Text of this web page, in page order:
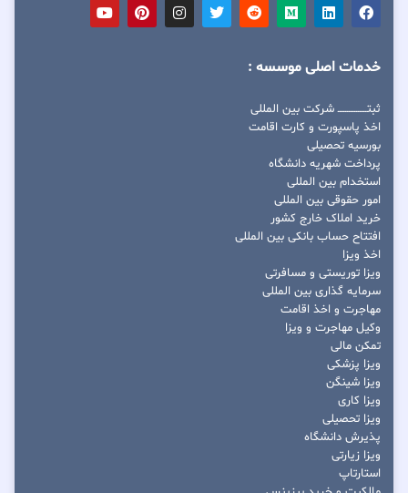
خدمات اصلی موسسه :
ثبتــــــــــــــــ شرکت بین المللی
اخذ پاسپورت و کارت اقامت
بورسیه تحصیلی
پرداخت شهریه دانشگاه
استخدام بین المللی
امور حقوقی بین المللی
خرید املاک خارج کشور
افتتاح حساب بانکی بین المللی
اخذ ویزا
ویزا توریستی و مسافرتی
سرمایه گذاری بین المللی
مهاجرت و اخذ اقامت
وکیل مهاجرت و ویزا
تمکن مالی
ویزا پزشکی
ویزا شینگن
ویزا کاری
ویزا تحصیلی
پذیرش دانشگاه
ویزا زیارتی
استارتاپ